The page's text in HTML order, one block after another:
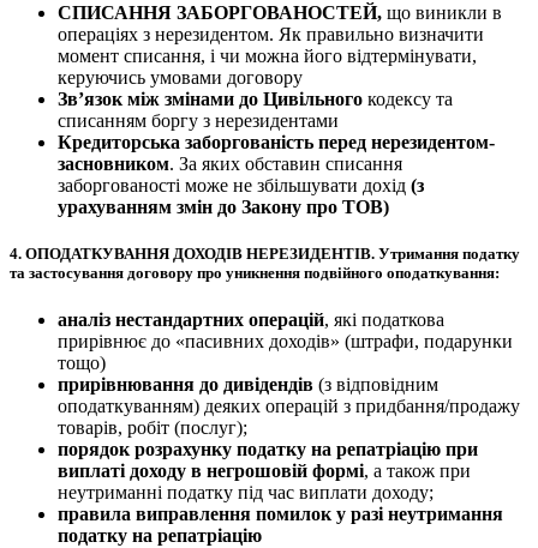
СПИСАННЯ ЗАБОРГОВАНОСТЕЙ, що виникли в
операціях з нерезидентом. Як правильно визначити
момент списання, і чи можна його відтермінувати,
керуючись умовами договору
Зв’язок між змінами до Цивільного кодексу та
списанням боргу з нерезидентами
Кредиторська заборгованість перед нерезидентом-
засновником. За яких обставин списання
заборгованості може не збільшувати дохід (з
урахуванням змін до Закону про ТОВ)
4. ОПОДАТКУВАННЯ ДОХОДІВ НЕРЕЗИДЕНТІВ. Утримання податку
та застосування договору про уникнення подвійного оподаткування:
аналіз нестандартних операцій, які податкова
прирівнює до «пасивних доходів» (штрафи, подарунки
тощо)
прирівнювання до дивідендів (з відповідним
оподаткуванням) деяких операцій з придбання/продажу
товарів, робіт (послуг);
порядок розрахунку податку на репатріацію при
виплаті доходу в негрошовій формі, а також при
неутриманні податку під час виплати доходу;
правила виправлення помилок у разі неутримання
податку на репатріацію